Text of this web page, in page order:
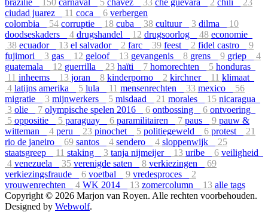
ciudad juarez
11 coca 6 verbergen
colombia
54 corruptie 18 cuba 38 cultuur 3 dilma
10
doodseskaders
4 drugshandel 12 drugsoorlog 48 economie
38 ecuador 13 el salvador 2 farc 39 feest 2 fidel castro
9
fujimori
3 gas 12 geloof 13 gevangenis 8 grens 9 griep
4
guatemala
12 guerrilla 23 haïti 7 homorechten 5 honduras
11 inheems 13 joran 8 kinderporno 2 kirchner 11 klimaat
4 latijns amerika 5 lula 11 mensenrechten 33 mexico
56
migratie
3 mijnwerkers 5 misdaad 21 morales 15 nicaragua
3 olie 7 olympische spelen 2016 6 ontbossing 6 ontvoering
5 oppositie 5 paraguay 6 paramilitairen 7 paus 9 pauw &
witteman
4 peru 23 pinochet 5 politiegeweld 6 protest
21
rio de janeiro
69 santos 4 sendero 4 sloppenwijk
25
staatsgreep
11 staking 3 tanja nijmeijer 13 uribe 6 veiligheid
4 venezuela 35 verenigde saten 8 verkiezingen
69
verkiezingsfraude
6 voetbal 9 vredesproces
2
vrouwenrechten
4 WK 2014 13 zomercolumn 13 alle tags
Copyright © 2026 Marjon van Royen. Alle rechten voorbehouden.
Designed by Webwolf.